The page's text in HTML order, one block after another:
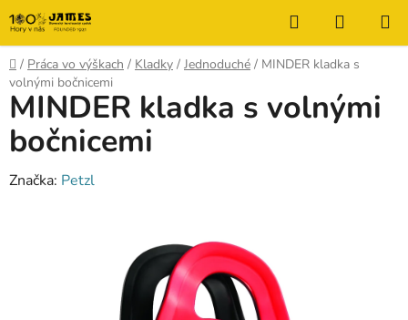
Prejsť
na
obsah
Hľadať
KOŠÍK
Domov
/ Práca vo výškach / Kladky / Jednoduché / MINDER kladka s
volnými bočnicemi
MINDER kladka s volnými
bočnicemi
Značka: Petzl